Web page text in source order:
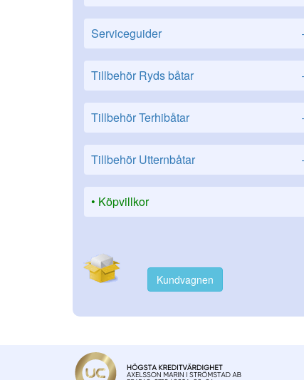
Serviceguider
Tillbehör Ryds båtar
Tillbehör Terhibåtar
Tillbehör Utternbåtar
Köpvillkor
Kundvagnen